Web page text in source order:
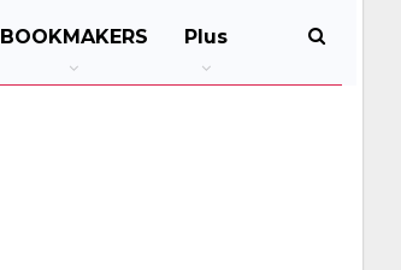
BOOKMAKERS Plus